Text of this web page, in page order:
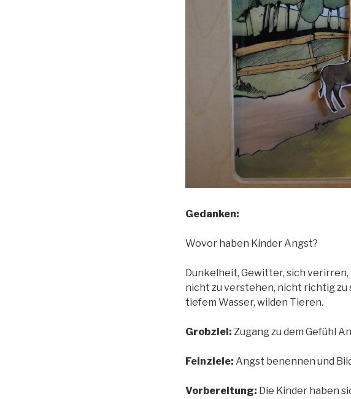
Gedanken:
Wovor haben Kinder Angst?
Dunkelheit, Gewitter, sich
nicht zu verstehen, nicht richtig zu
tiefem Wasser, wilden Tieren.
Grobziel: Zugang zu dem Gefühl
Feinziele: Angst benennen und
Vorbereitung: Die Kinder haben